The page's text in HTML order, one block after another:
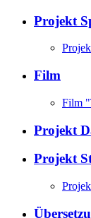
Projekt
Film
Film
Projekt
Projekt